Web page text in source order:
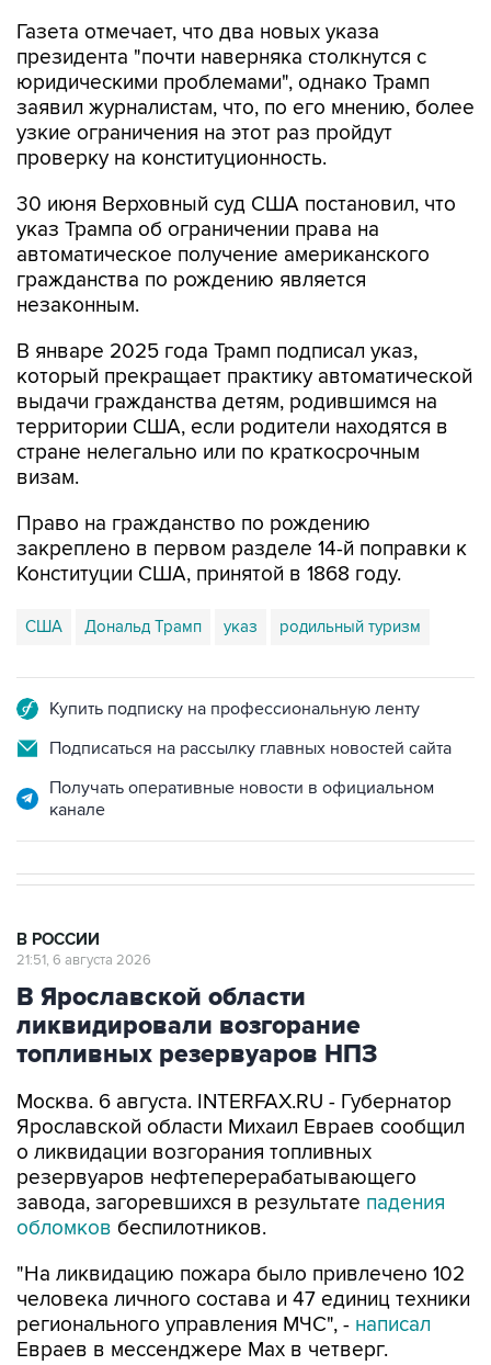
Газета отмечает, что два новых указа
президента "почти наверняка столкнутся с
юридическими проблемами", однако Трамп
заявил журналистам, что, по его мнению, более
узкие ограничения на этот раз пройдут
проверку на конституционность.
30 июня Верховный суд США постановил, что
указ Трампа об ограничении права на
автоматическое получение американского
гражданства по рождению является
незаконным.
В январе 2025 года Трамп подписал указ,
который прекращает практику автоматической
выдачи гражданства детям, родившимся на
территории США, если родители находятся в
стране нелегально или по краткосрочным
визам.
Право на гражданство по рождению
закреплено в первом разделе 14-й поправки к
Конституции США, принятой в 1868 году.
США Дональд Трамп указ родильный туризм
Купить подписку на профессиональную ленту
Подписаться на рассылку главных новостей сайта
Получать оперативные новости в официальном
канале
В РОССИИ
21:51, 6 августа 2026
В Ярославской области
ликвидировали возгорание
топливных резервуаров НПЗ
Москва. 6 августа. INTERFAX.RU - Губернатор
Ярославской области Михаил Евраев сообщил
о ликвидации возгорания топливных
резервуаров нефтеперерабатывающего
завода, загоревшихся в результате падения
обломков беспилотников.
"На ликвидацию пожара было привлечено 102
человека личного состава и 47 единиц техники
регионального управления МЧС", - написал
Евраев в мессенджере Мах в четверг.